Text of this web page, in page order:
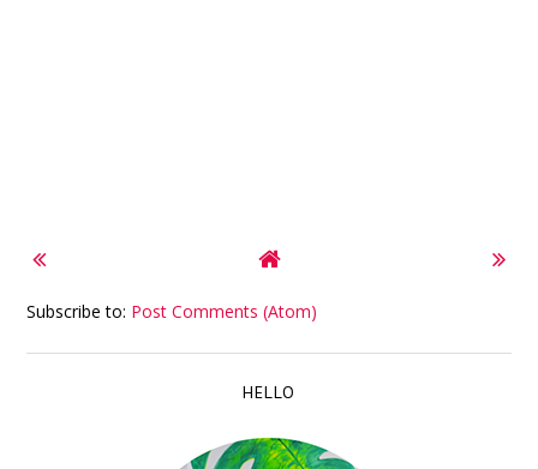
Subscribe to: Post Comments (Atom)
HELLO